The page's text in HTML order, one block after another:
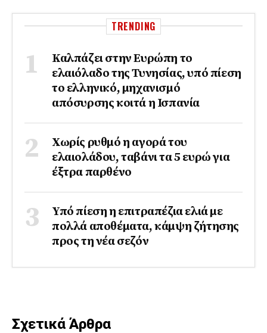
TRENDING
Καλπάζει στην Ευρώπη το
ελαιόλαδο της Τυνησίας, υπό πίεση
το ελληνικό, μηχανισμό
απόσυρσης κοιτά η Ισπανία
Χωρίς ρυθμό η αγορά του
ελαιολάδου, ταβάνι τα 5 ευρώ για
έξτρα παρθένο
Υπό πίεση η επιτραπέζια ελιά με
πολλά αποθέματα, κάμψη ζήτησης
προς τη νέα σεζόν
Σχετικά Άρθρα